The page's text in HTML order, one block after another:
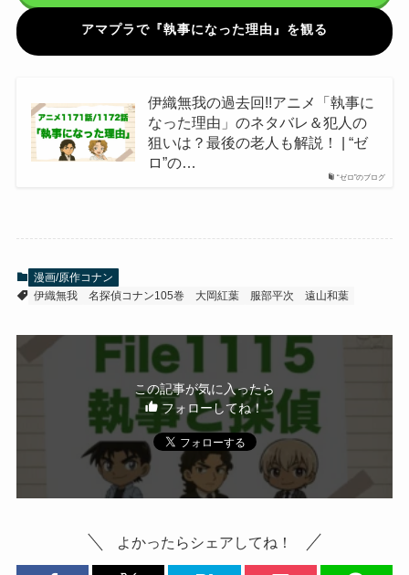
アマプラで『執事になった理由』を観る
“ゼロ”のブログ
伊織無我の過去回!!アニメ「執事に
なった理由」のネタバレ＆犯人の
狙いは？最後の老人も解説！ | “ゼ
ロ”の…
漫画/原作コナン
伊織無我
名探偵コナン105巻 大岡紅葉 服部平次 遠山和葉
この記事が気に入ったら
フォローしてね！
よかったらシェアしてね！